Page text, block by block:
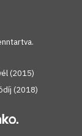
(2015)
(2018)